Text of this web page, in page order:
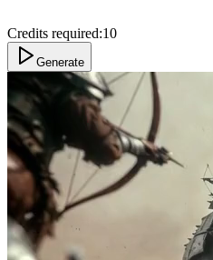
Credits required:10
Generate